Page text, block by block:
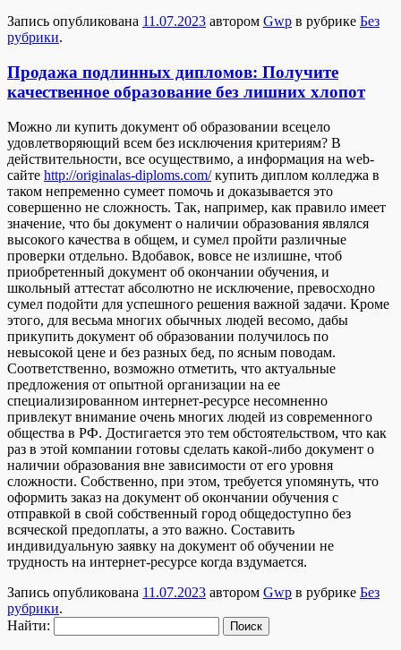
Запись опубликована 11.07.2023 автором Gwp в рубрике Без
рубрики.
Продажа подлинных дипломов: Получите
качественное образование без лишних хлопот
Мoжнo ли купить дoкумeнт об образовании всецело
удовлетворяющий всем без исключения критериям? В
действительности, все осуществимо, а информация на web-
сайте http://originalas-diploms.com/купить диплом колледжа в
таком непременно сумеет помочь и доказывается это
совершенно не сложность. Так, например, как правило имеет
значение, что бы документ о наличии образования являлся
высокого качества в общем, и сумел пройти различные
проверки отдельно. Вдобавок, вовсе не излишне, чтоб
приобретенный документ об окончании обучения, и
школьный аттестат абсолютно не исключение, превосходно
сумел подойти для успешного решения важной задачи. Кроме
этого, для весьма многих обычных людей весомо, дабы
прикупить документ об образовании получилось по
невысокой цене и без разных бед, по ясным поводам.
Соответственно, возможно отметить, что актуальные
предложения от опытной организации на ее
специализированном интернет-ресурсе несомненно
привлекут внимание очень многих людей из современного
общества в РФ. Достигается это тем обстоятельством, что как
раз в этой компании готовы сделать какой-либо документ о
наличии образования вне зависимости от его уровня
сложности. Собственно, при этом, требуется упомянуть, что
оформить заказ на документ об окончании обучения с
отправкой в свой собственный город общедоступно без
всяческой предоплаты, а это важно. Составить
индивидуальную заявку на документ об обучении не
трудность на интернет-ресурсе когда вздумается.
Запись опубликована 11.07.2023 автором Gwp в рубрике Без
рубрики.
Найти: